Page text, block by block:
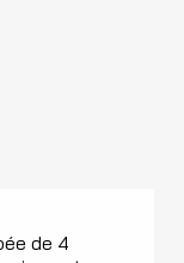
de 4